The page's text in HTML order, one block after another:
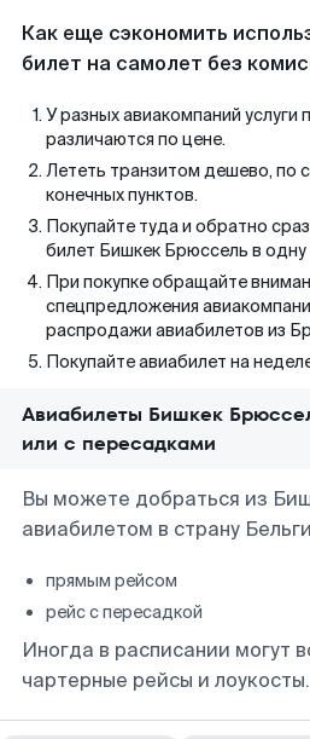
Как еще сэкономить
билет на самолет без
У разных авиакомпаний услуги
различаются по цене.
Лететь транзитом дешево, по
конечных пунктов.
Покупайте туда и обратно
билет Бишкек Брюссель в одну
При покупке обращайте
спецпредложения
распродажи авиабилетов из
Покупайте авиабилет на
Авиабилеты Бишкек
или с пересадками
Вы можете добраться из
авиабилетом в страну
прямым рейсом
рейс с пересадкой
Иногда в расписании могут
чартерные рейсы и лоукосты.